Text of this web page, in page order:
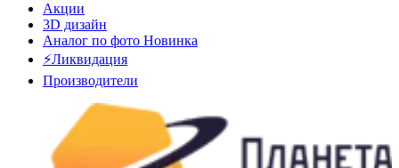
Акции
3D дизайн
Аналог по фото Новинка
⚡Ликвидация
Производители